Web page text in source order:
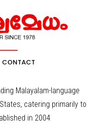
CONTACT
Malayalam-language
catering primarily to
in 2004